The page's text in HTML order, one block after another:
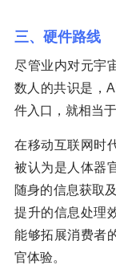
三、硬件路线
尽管业内对元宇
数人的共识是，
件入口，就相当
在移动互联网时
被认为是人体器
随身的信息获取
提升的信息处理
能够拓展消费者
官体验。